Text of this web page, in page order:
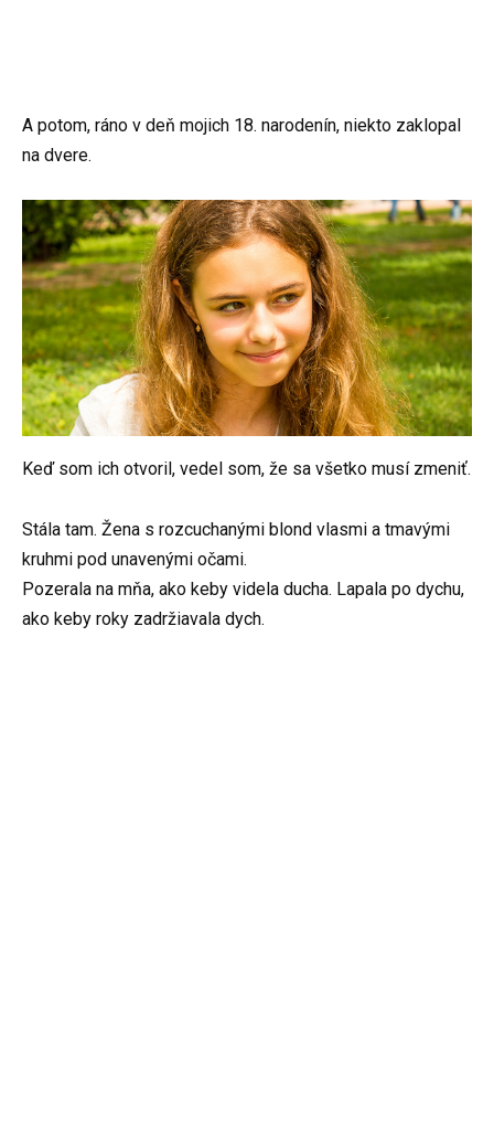
A potom, ráno v deň mojich 18. narodenín, niekto zaklopal
na dvere.
Keď som ich otvoril, vedel som, že sa všetko musí zmeniť.
Stála tam. Žena s rozcuchanými blond vlasmi a tmavými
kruhmi pod unavenými očami.
Pozerala na mňa, ako keby videla ducha. Lapala po dychu,
ako keby roky zadržiavala dych.